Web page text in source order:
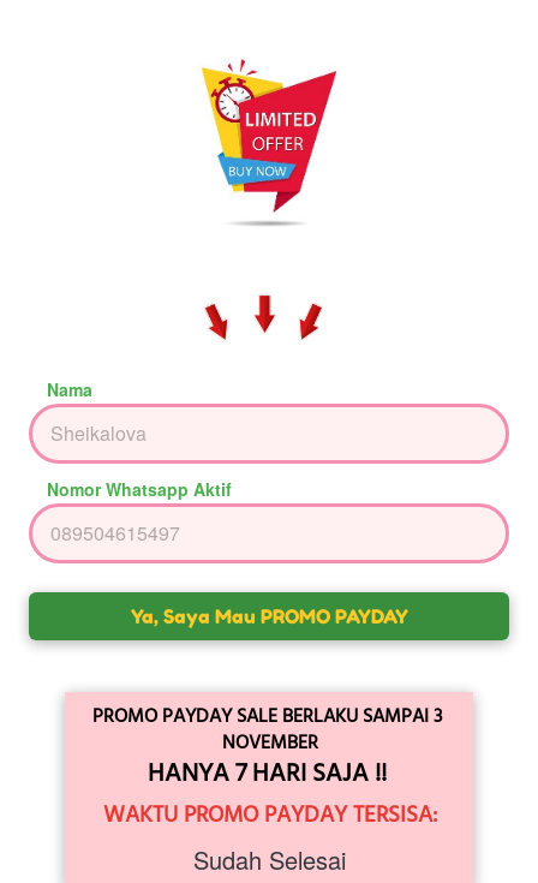
Nama
Nomor Whatsapp Aktif
`
Ya, Saya Mau PROMO PAYDAY
PROMO PAYDAY SALE BERLAKU SAMPAI 3
NOVEMBER
HANYA 7 HARI SAJA !!
WAKTU PROMO PAYDAY TERSISA:
Sudah Selesai